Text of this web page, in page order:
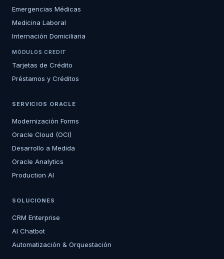
Emergencias Médicas
Medicina Laboral
Internación Domiciliaria
MÓDULOS CREDIT
Tarjetas de Crédito
Préstamos y Créditos
SERVICIOS ORACLE
Modernización Forms
Oracle Cloud (OCI)
Desarrollo a Medida
Oracle Analytics
Production AI
SOLUCIONES
CRM Enterprise
AI Chatbot
Automatización & Orquestación